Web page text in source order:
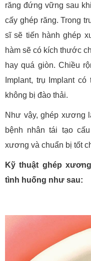
răng đứng vững sau
cấy ghép răng. Trong
sĩ sẽ tiến hành ghép
hàm sẽ có kích thước
hay quá giòn. Chiều
Implant, trụ Implant
không bị đào thải.
Như vậy, ghép xương
bệnh nhân tái tạo
xương và chuẩn bị tốt
Kỹ thuật ghép
tình huống như sau: